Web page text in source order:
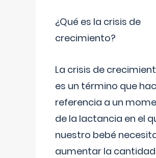
¿Qué es la crisis de
crecimiento?
La crisis de
es un término que
referencia a un
de la lactancia en el
nuestro bebé
aumentar la